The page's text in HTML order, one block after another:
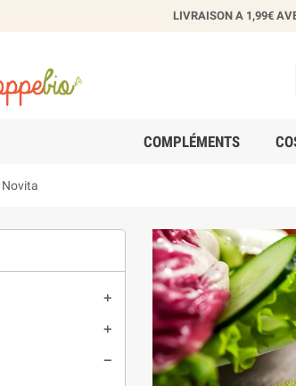
LIVRAISON A 1,99€
COMPLÉMENTS
Novita


